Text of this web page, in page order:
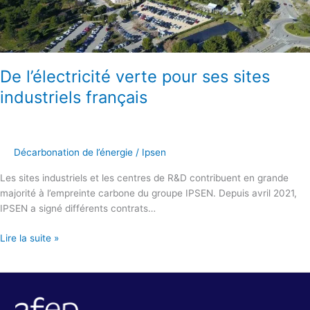
De l’électricité verte pour ses sites
industriels français
Décarbonation de l’énergie / Ipsen
Les sites industriels et les centres de R&D contribuent en grande
majorité à l’empreinte carbone du groupe IPSEN. Depuis avril 2021,
IPSEN a signé différents contrats…
français
Lire la suite »